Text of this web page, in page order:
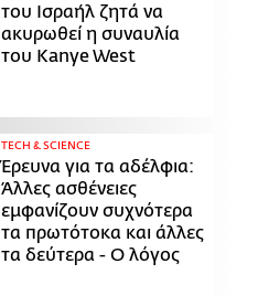
του Ισραήλ ζητά να
ακυρωθεί η συναυλία
του Kanye West
ΤECH & SCIENCE
Έρευνα για τα αδέλφια:
Άλλες ασθένειες
εμφανίζουν συχνότερα
τα πρωτότοκα και άλλες
τα δεύτερα - Ο λόγος